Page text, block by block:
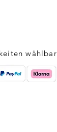
wählbar